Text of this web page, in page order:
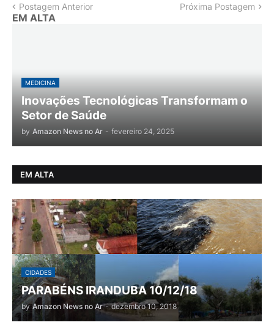
Postagem Anterior Próxima Postagem
EM ALTA
MEDICINA
Inovações Tecnológicas Transformam o
Setor de Saúde
by Amazon News no Ar - fevereiro 24, 2025
EM ALTA
CIDADES
PARABÉNS IRANDUBA 10/12/18
by Amazon News no Ar - dezembro 10, 2018